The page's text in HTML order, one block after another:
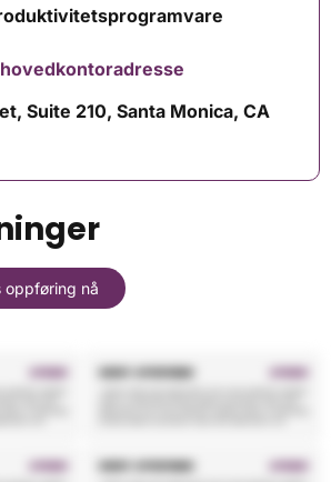
Suite 210, Santa Monica, CA
oppføring nå